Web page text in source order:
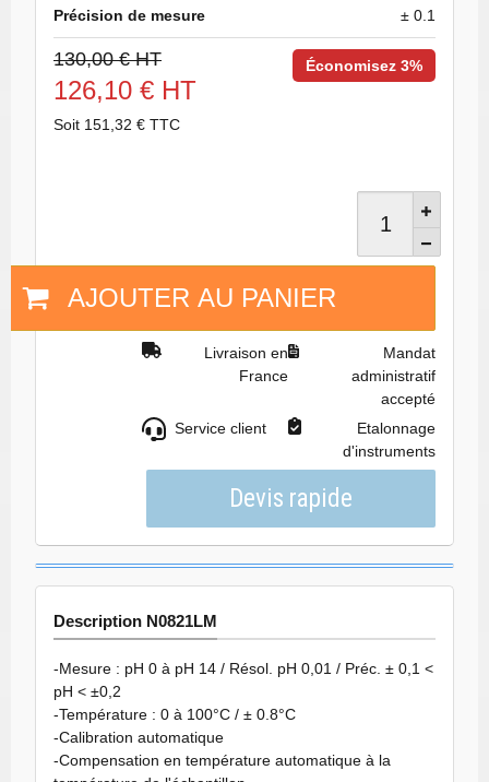
Précision de mesure ± 0.1
Économisez 3%
130,00 € HT
126,10 € HT
Soit 151,32 € TTC
AJOUTER AU PANIER
Livraison en
France
Mandat
administratif
accepté
Service client
Etalonnage
d'instruments
Description N0821LM
-Mesure : pH 0 à pH 14 / Résol. pH 0,01 / Préc. ± 0,1 <
pH < ±0,2
-Température : 0 à 100°C / ± 0.8°C
-Calibration automatique
-Compensation en température automatique à la